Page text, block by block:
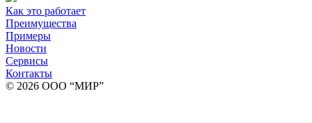
Как это работает
Преимущества
Примеры
Новости
Сервисы
Контакты
© 2026 ООО “МИР”